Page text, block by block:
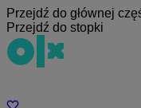
Przejdź do głównej
Przejdź do stopki